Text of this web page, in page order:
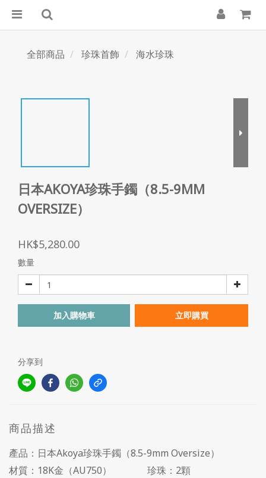
全部商品 珍珠首飾 海水珍珠
日本AKOYA珍珠手鐲（8.5-9MM
OVERSIZE）
HK$5,280.00
數量
加入購物車 立即購買
分享到
商品描述
產品：日本Akoya珍珠手鐲（8.5-9mm Oversize）
材質：18K金（AU750） 珍珠：2顆